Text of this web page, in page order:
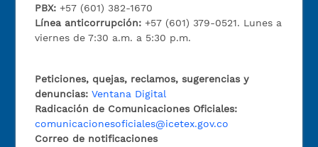
PBX:+57 (601) 382-1670
Línea anticorrupción:+57 (601) 379-0521. Lunes a
viernes de 7:30 a.m. a 5:30 p.m.
Peticiones, quejas, reclamos, sugerencias y
denuncias: Ventana Digital
Radicación de Comunicaciones Oficiales:
comunicacionesoficiales@icetex.gov.co
Correo de notificaciones